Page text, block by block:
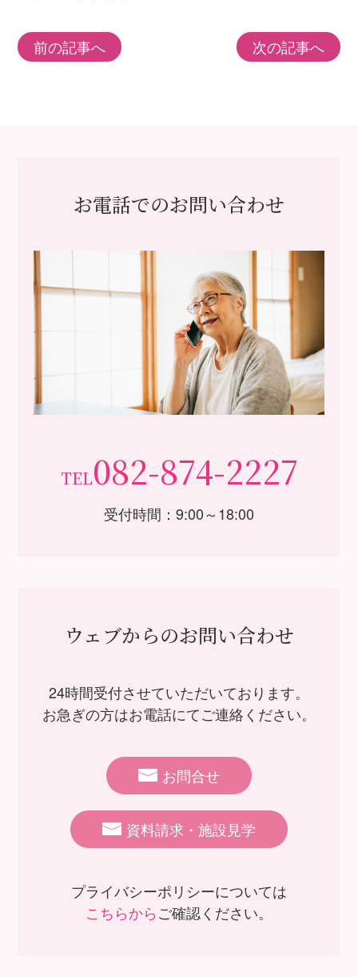
前の記事へ 次の記事へ
お電話でのお問い合わせ
TEL082-874-2227
受付時間：9:00～18:00
ウェブからのお問い合わせ
24時間受付させていただいております。
お急ぎの方はお電話にてご連絡ください。
お問合せ
資料請求・施設見学
プライバシーポリシーについては
こちらからご確認ください。